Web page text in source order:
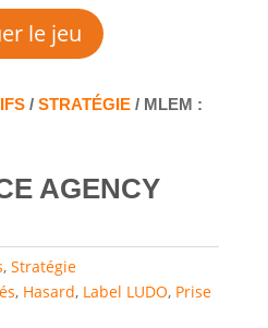
le jeu
/ STRATÉGIE/ MLEM :
AGENCY
, Stratégie
, Hasard, Label LUDO, Prise